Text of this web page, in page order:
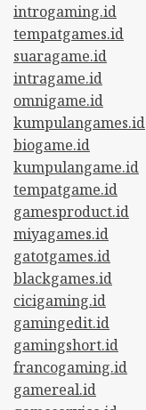
introgaming.id
tempatgames.id
suaragame.id
intragame.id
omnigame.id
kumpulangames.id
biogame.id
kumpulangame.id
tempatgame.id
gamesproduct.id
miyagames.id
gatotgames.id
blackgames.id
cicigaming.id
gamingedit.id
gamingshort.id
francogaming.id
gamereal.id